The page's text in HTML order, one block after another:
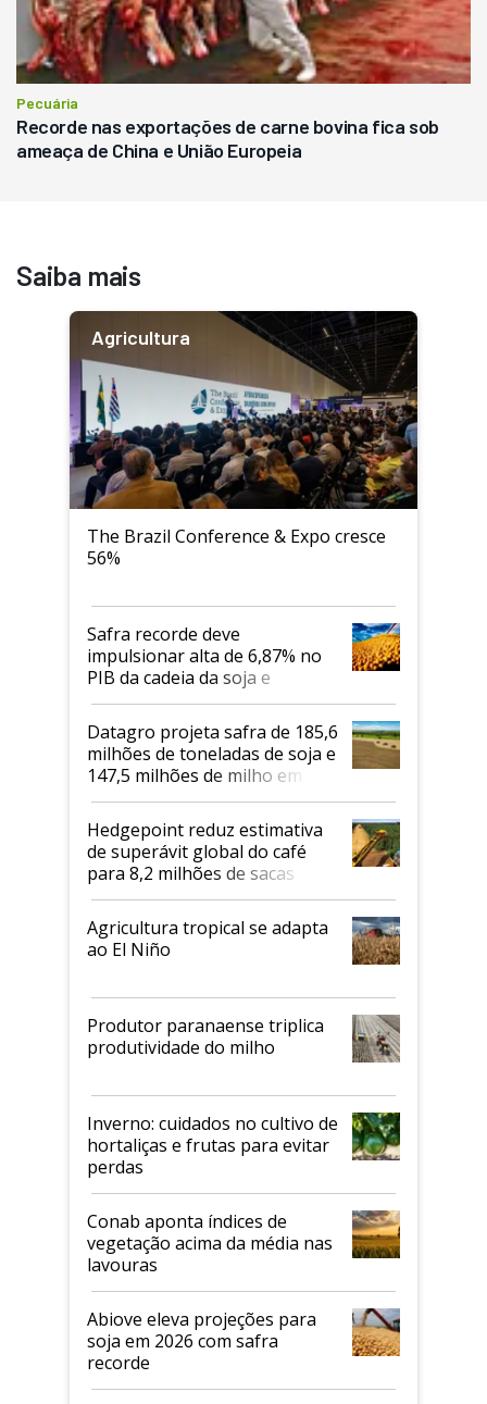
Pecuária
Recorde nas exportações de carne bovina fica sob
ameaça de China e União Europeia
Saiba mais
Agricultura
The Brazil Conference & Expo cresce
56%
Safra recorde deve
impulsionar alta de 6,87% no
PIB da cadeia da soja e
biodiesel em 2026
Datagro projeta safra de 185,6
milhões de toneladas de soja e
147,5 milhões de milho em
2026/27
Hedgepoint reduz estimativa
de superávit global do café
para 8,2 milhões de sacas
Agricultura tropical se adapta
ao El Niño
Produtor paranaense triplica
produtividade do milho
Inverno: cuidados no cultivo de
hortaliças e frutas para evitar
perdas
Conab aponta índices de
vegetação acima da média nas
lavouras
Abiove eleva projeções para
soja em 2026 com safra
recorde